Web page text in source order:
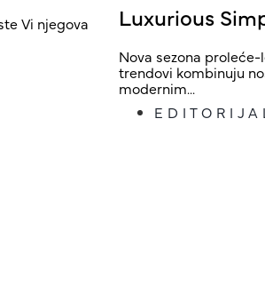
Vi njegova
Luxurious
Nova sezona
trendovi kombinuju
modernim...